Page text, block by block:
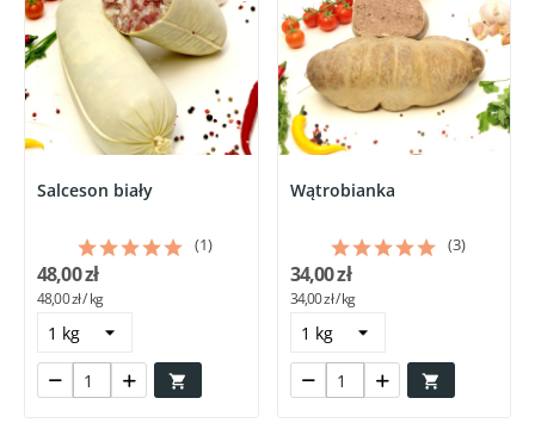
Salceson biały
(1)

48,00 zł
48,00 zł / kg
Wątrobianka
(3)

34,00 zł
34,00 zł / kg